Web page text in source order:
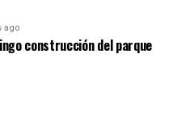
ago
construcción del parque